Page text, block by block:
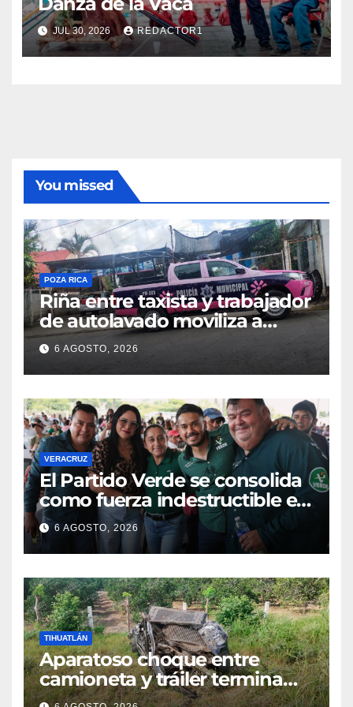
JUL 30, 2026 REDACTOR1
You missed
POZA RICA
Riña entre taxista y trabajador
de autolavado moviliza a
policías en Poza Rica
6 AGOSTO, 2026
VERACRUZ
​El Partido Verde se consolida
como fuerza indestructible en
la zona norte de Veracruz
6 AGOSTO, 2026
TIHUATLÁN
Aparatoso choque entre
camioneta y tráiler termina
con ambas unidades fuera de